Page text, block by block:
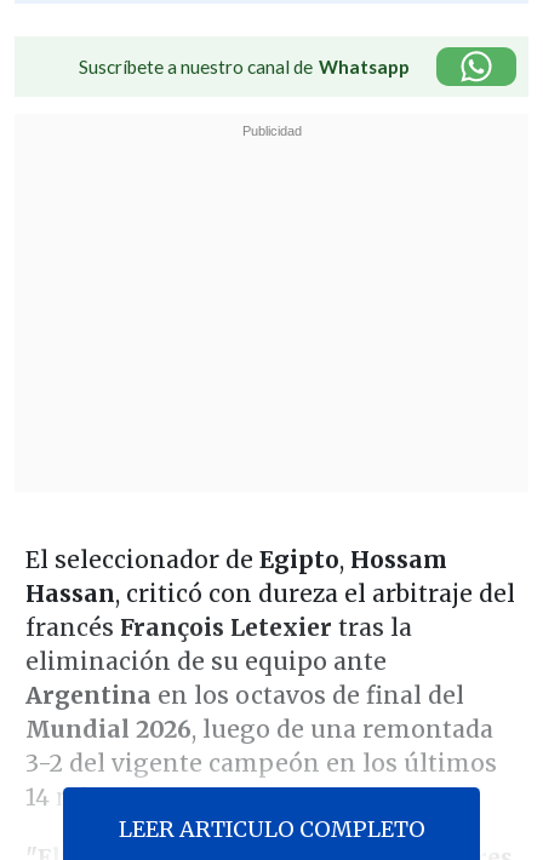
Suscríbete a nuestro canal de Whatsapp
El seleccionador de Egipto, Hossam
Hassan, criticó con dureza el arbitraje del
francés François Letexier tras la
eliminación de su equipo ante
Argentina en los octavos de final del
Mundial 2026, luego de una remontada
3-2 del vigente campeón en los últimos
14 minutos.
LEER ARTICULO COMPLETO